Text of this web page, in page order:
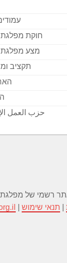
חוקת
מצע מפלגת
תקציב
حزب العمل
רשמי של
תנאי שימוש